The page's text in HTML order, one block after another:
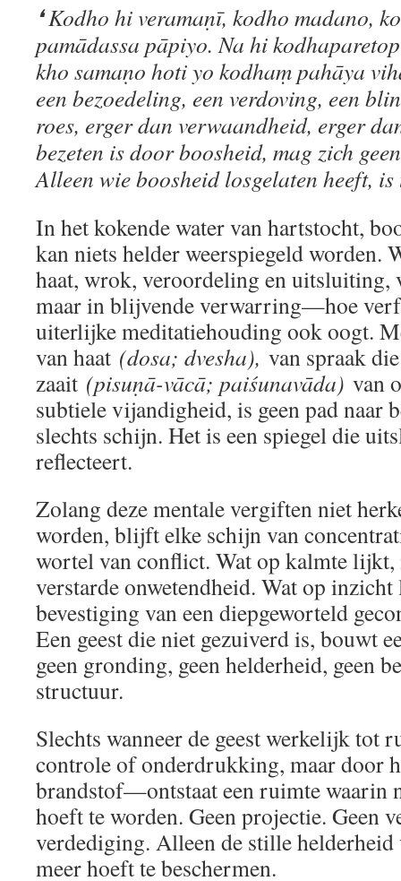
❛ Kodho hi veramaṇī, kodho madano,
pamādassa pāpiyo. Na hi
kho samaṇo hoti yo kodhaṃ pahāya
een bezoedeling, een verdoving, een
roes, erger dan verwaandheid, erger
bezeten is door boosheid, mag zich
Alleen wie boosheid losgelaten heeft, is
In het kokende water van hartstocht,
kan niets helder weerspiegeld worden.
haat, wrok, veroordeling en
maar in blijvende verwarring—hoe
uiterlijke meditatiehouding ook oogt.
van haat (dosa; dvesha), van spraak
zaait (pisuṇā-vācā; paiśunavāda) van
subtiele vijandigheid, is geen pad
slechts schijn. Het is een spiegel die
reflecteert.
Zolang deze mentale vergiften niet
worden, blijft elke schijn van
wortel van conflict. Wat op kalmte
verstarde onwetendheid. Wat op
bevestiging van een diepgeworteld
Een geest die niet gezuiverd is, bouwt
geen gronding, geen helderheid, geen
structuur.
Slechts wanneer de geest werkelijk
controle of onderdrukking, maar door
brandstof—ontstaat een ruimte waarin
hoeft te worden. Geen projectie. Geen
verdediging. Alleen de stille helderheid
meer hoeft te beschermen.